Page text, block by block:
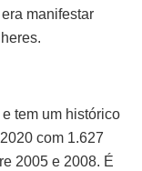
manifestar
tem um histórico
com 1.627
2005 e 2008. É